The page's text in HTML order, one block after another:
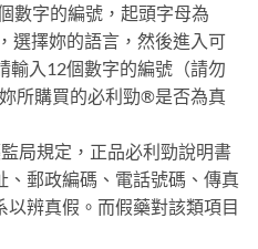
數字的編號，起頭字母為
選擇妳的語言，然後進入可
輸入12個數字的編號（請勿
所購買的必利勁®是否為真
局規定，正品必利勁說明書
郵政編碼、電話號碼、傳真
辨真假。而假藥對該類項目